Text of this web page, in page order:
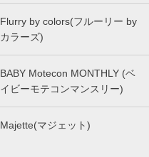
Flurry by colors(フルーリー by
カラーズ)
BABY Motecon MONTHLY (ベ
イビーモテコンマンスリー)
Majette(マジェット)